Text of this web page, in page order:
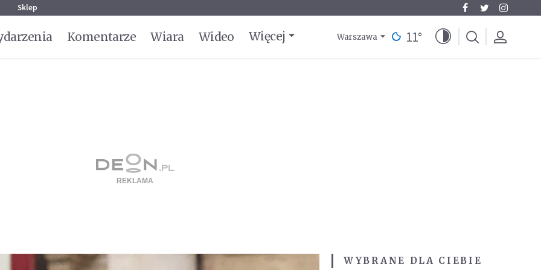
Sklep
Komentarze Wiara Wideo Więcej Warszawa 11°
WYBRANE DLA CIEBIE